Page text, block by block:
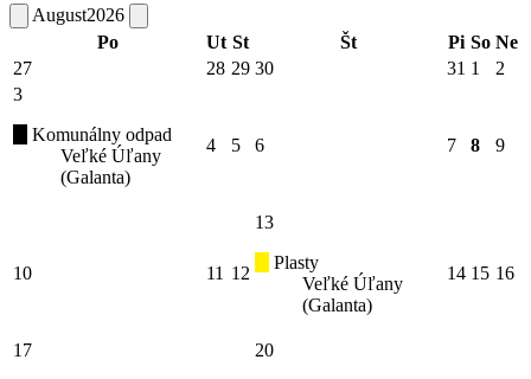
August2026
Po
Ut St Št Pi So Ne
27
28 29 30 31 1
2
3
Komunálny odpad
Veľké Úľany
(Galanta)
4 5 6 7 8 9
10 11 12
13
Plasty
Veľké Úľany
(Galanta)
14 15 16
17
20